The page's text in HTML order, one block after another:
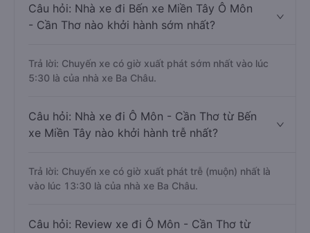
Câu hỏi: Nhà xe đi Bến xe Miền Tây Ô Môn
- Cần Thơ nào khởi hành sớm nhất?
Trả lời: Chuyến xe có giờ xuất phát sớm nhất vào lúc
5:30 là của nhà xe Ba Châu.
Câu hỏi: Nhà xe đi Ô Môn - Cần Thơ từ Bến
xe Miền Tây nào khởi hành trễ nhất?
Trả lời: Chuyến xe có giờ xuất phát trễ (muộn) nhất là
vào lúc 13:30 là của nhà xe Ba Châu.
Câu hỏi: Review xe đi Ô Môn - Cần Thơ từ